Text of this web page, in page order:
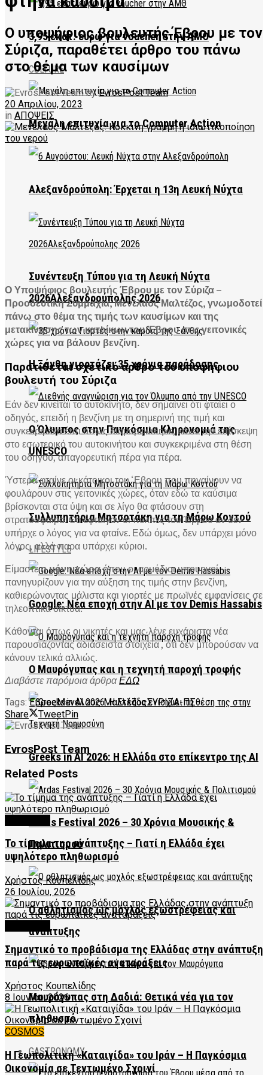
3,95 εκατ. ευρώ για voucher στην ΑΜΘ
CULTURE
Μεγάλη επιτυχία για το Computer Action
Αλεξανδρούπολη: Έρχεται η 13η Λευκή Νύχτα
Συνέντευξη Τύπου για τη Λευκή Νύχτα
2026Αλεξανδρούπολης 2026
Η Ξάνθη γιορτάζει 35 χρόνια παράδοσης
Ο Όλυμπος στην Παγκόσμια Κληρονομιά της
UNESCO
Συλλυπητήρια Μητσοτάκη για τη Μάρω Κοντού
LIFESTYLE
Google: Νέα εποχή στην AI με τον Demis Hassabis
Ο Μαυρόγυπας και η τεχνητή παροχή τροφής
Greeks in AI 2026: Η Ελλάδα στο επίκεντρο της AI
Ardas Festival 2026 – 30 Χρόνια Μουσικής &
Πολιτισμού
Ο αθλητισμός ως μοχλός εξωστρέφειας και
ανάπτυξης
Μαυρόγυπας στη Δαδιά: Θετικά νέα για τον
πληθυσμό
GASTRONOMY
Ο υποψήφιος βουλευτής Έβρου με τον
Σύριζα, παραθέτει άρθρο του πάνω
στο θέμα των καυσίμων
by EvrosPost Team
20 Απριλίου, 2023
in ΑΠΟΨΕΙΣ
Ο Υποψήφιος βουλευτής Έβρου με τον Σύριζα –
Προοδευτική Συμμαχία, Μενέλαος Μαλτέζος, γνωμοδοτεί
πάνω στο θέμα της τιμής των καυσίμων και της
μετακίνησης των κατοίκων του Έβρου στις γειτονικές
χώρες για να βάλουν βενζίνη.
Παρατίθεται σχετικό άρθρο του υποψήφιου
βουλευτή του Σύριζα
Εάν δεν κινείται το αυτοκίνητο, δεν σημαίνει ότι φταίει ο
οδηγός, επειδή η βενζίνη με τη σημερινή της τιμή και
συγκεκριμένα έτσι όπως διαμορφώθηκε, κάνει την επίσκεψη
στο εσωτερικό του αυτοκινήτου και συγκεκριμένα στη θέση
του οδηγού, απαγορευτική πέρα για πέρα.
Ύστερα φταίνε οι κάτοικοι του ‘Εβρου που πηγαίνουν να
φουλάρουν στις γειτονικές χώρες, όταν εδώ τα καύσιμα
βρίσκονται στα ύψη και σε λίγο θα φτάσουν στη
στρατόσφαιρα. Θα έφταιγαν οι πολίτες του Έβρου αν δεν
υπήρχε ο λόγος για να φταίνε. Εδώ όμως, δεν υπάρχει μόνο
λόγος, αλλά παρα υπάρχει κύριοι.
Είμαστεη μόνη χώραόπου οι αρμόδιοι υπουργοί
πανηγυρίζουν για την αύξηση της τιμής στην βενζίνη,
καθιερώνοντας μάλιστα και γιορτές με πρωϊνές εμφανίσεις σε
τηλεοπτικά δίκτυα.
Κάθονται όπως οι νικητές και μας λένε ευχάριστα νέα
παρουσιάζοντας αδιάσειστα στοιχεία , ότι δεν μπορούσαν να
κάνουν τελικά αλλιώς.
Διαβάστε παρόμοια άρθραΕΔΩ
Tags: ΈβροςΜενέλαος ΜαλτέζοςΣΥΡΙΖΑ-ΠΣ
Share
TweetPin
EvrosPost Team
Related Posts
Το τίμημα της ανάπτυξης – Γιατί η Ελλάδα έχει
υψηλότερο πληθωρισμό
Χρήστος Κουπελίδης
26 Ιουλίου, 2026
Σημαντικό το προβάδισμα της Ελλάδας στην ανάπτυξη
παρά τις ευρωπαϊκές αναταράξεις
Χρήστος Κουπελίδης
8 Ιουνίου, 2026
COSMOS
Η Γεωπολιτική «Καταιγίδα» του Ιράν – Η Παγκόσμια
Οικονομία σε Τεντωμένο Σχοινί